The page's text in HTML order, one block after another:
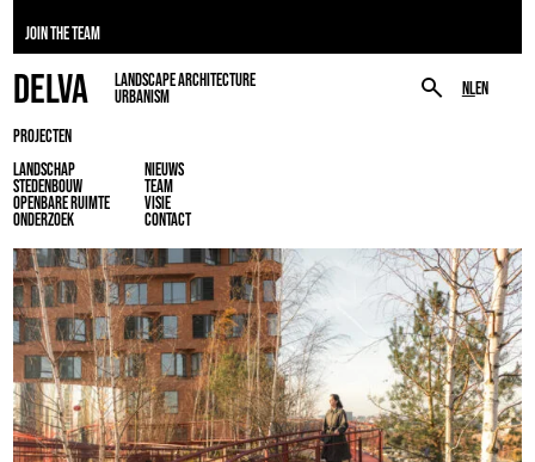
JOIN THE TEAM
NLEN
DELVA
LANDSCAPE ARCHITECTURE
URBANISM
PROJECTEN
LANDSCHAP
STEDENBOUW
OPENBARE RUIMTE
ONDERZOEK
NIEUWS
TEAM
VISIE
CONTACT